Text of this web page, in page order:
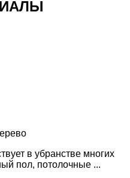
в убранстве многих
пол, потолочные ...